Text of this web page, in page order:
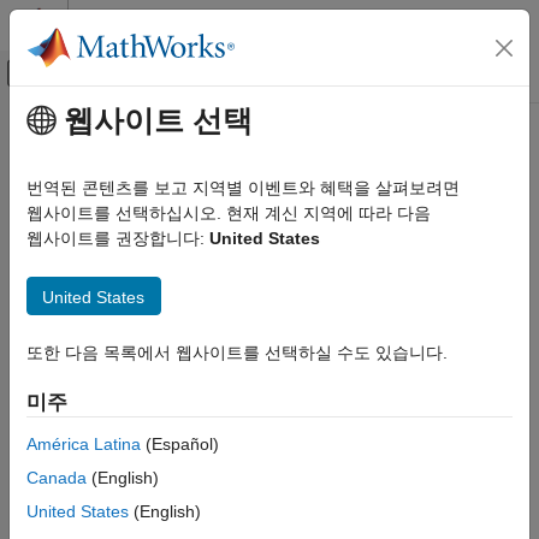
콘텐츠로 바로 가기
오프캔버스 탐색 메뉴 토글
문서 홈
Simulink Fault Analyzer
안전성 분석
Spreadsheet
설명
속성
객체 함수
예제
주요 콘텐츠
이 페이지는 기계 번역을 사용하여 번역되었습니다. 영어 원문을
Spreadsheet
안전성 분석 관리자의 스프레드시트
R2023b 이후
설명
Spreadsheet
나타냅니다.
Spreadsheet
사용하는 스프레드시트를 구성합니다.
생성
웹사이트 선택
번역된 콘텐츠를 보고 지역별 이벤트와 혜택을 살펴보려면
웹사이트를 선택하십시오. 현재 계신 지역에 따라 다음
웹사이트를 권장합니다: United States
United States
또한 다음 목록에서 웹사이트를 선택하실 수도 있습니다.
미주
América Latina (Español)
Canada (English)
United States (English)